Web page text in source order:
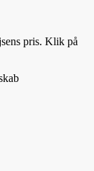
pris. Klik på